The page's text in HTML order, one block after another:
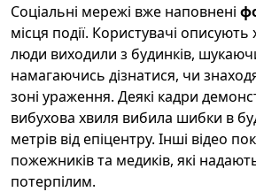
Соціальні мережі вже наповнені
місця події. Користувачі
люди виходили з будинків,
намагаючись дізнатися, чи
зоні ураження. Деякі кадри
вибухова хвиля вибила шибки в
метрів від епіцентру. Інші відео
пожежників та медиків, які
потерпілим.